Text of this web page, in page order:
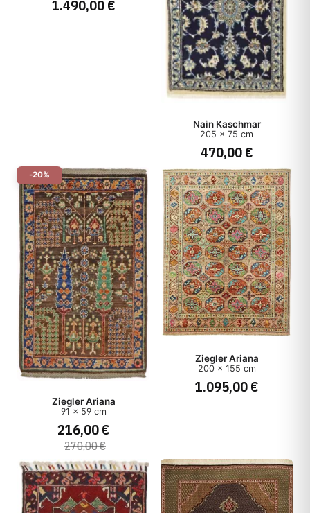
1.490,00 €
Nain Kaschmar
205 x 75 cm
470,00 €
-20%
Ziegler Ariana
91 x 59 cm
216,00 €
270,00 €
Ziegler Ariana
200 x 155 cm
1.095,00 €